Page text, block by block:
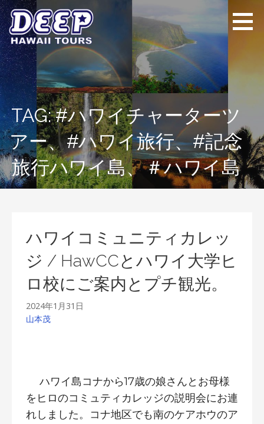
Skip
to
content
ディープ ハワイ
ツアーズ
ハワイ島のプライベー
トツアー
TAG: #ハワイチャーターツ
アー、#ハワイ旅行、#記念
旅行ハワイ島、＃ハワイ島
ハワイコミュニティカレッ
ジ / HawCCとハワイ大学ヒ
ロ校にご案内とプチ観光。
2024年1月31日
山本茂
ハワイ島コナから17歳の娘さんとお母様
をヒロのコミュティカレッジの説明会にお連
れしました。コナ地区でも南のケアホウのア